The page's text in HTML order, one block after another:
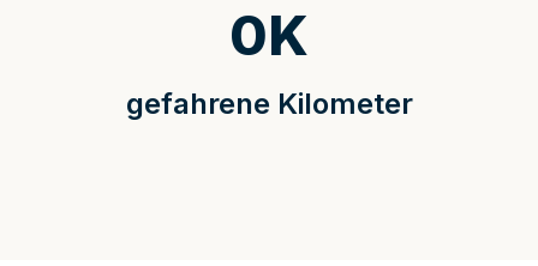
gefahrene Kilometer
0K